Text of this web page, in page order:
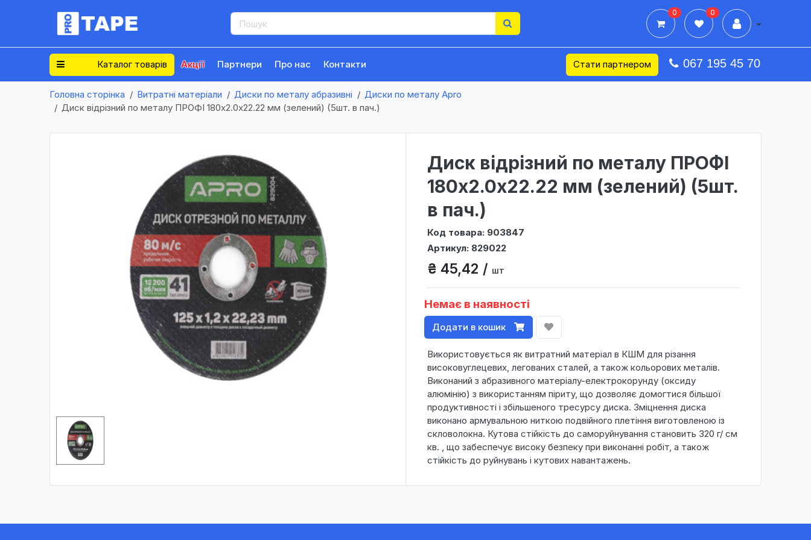
0 0
Каталог товарів Акції Партнери Про нас Контакти Стати партнером 067 195 45 70
Головна сторінка Витратні матеріали Диски по металу абразивні
Диски по металу Apro
Диск відрізний по металу ПРОФІ 180х2.0х22.22 мм (зелений) (5шт. в пач.)
Диск відрізний по металу ПРОФІ
180х2.0х22.22 мм (зелений) (5шт.
в пач.)
Код товара: 903847
Артикул: 829022
₴ 45,42 / шт
Немає в наявності
Додати в кошик
Використовується як витратний матеріал в КШМ для різання
високовуглецевих, легованих сталей, а також кольорових металів.
Виконаний з абразивного матеріалу-електрокорунду (оксиду
алюмінію) з використанням піриту, що дозволяє домогтися більшої
продуктивності і збільшеного тресурсу диска. Зміцнення диска
виконано армувальною ниткою подвійного плетіння виготовленою із
скловолокна. Кутова стійкість до саморуйнування становить 320 г/ см
кв. , що забеспечує високу безпеку при виконанні робіт, а також
стійкість до руйнувань і кутових навантажень.